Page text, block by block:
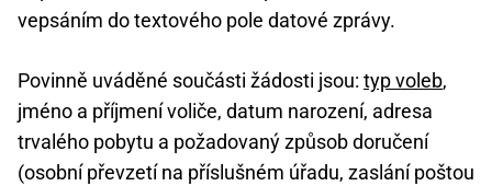
vepsáním do textového pole datové zprávy.
Povinně uváděné součásti žádosti jsou: typ voleb,
jméno a příjmení voliče, datum narození, adresa
trvalého pobytu a požadovaný způsob doručení
(osobní převzetí na příslušném úřadu, zaslání poštou